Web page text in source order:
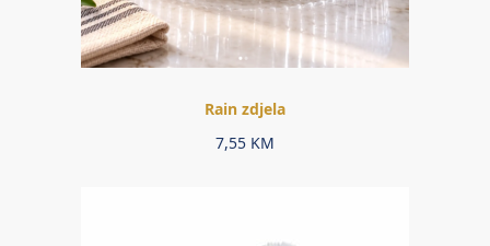
Rain zdjela
7,55 KM